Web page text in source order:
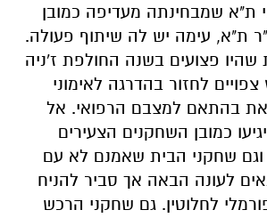
ת"א שמבחינתה מעדיפה כמובן
ת"א, עימה יש לה שיתוף פעולה.
שהיו פצועים בשנה החולפת ז'ניה
לחזור בהדרגה לאימוני
בהתאם למצבם הרפואי. אל
כמובן השחקנים הצעירים
שחקני הבית שאמנם לא עם
לעונה הבאה אך סביר להניח
לחלוטין. גם שחקני הרכש